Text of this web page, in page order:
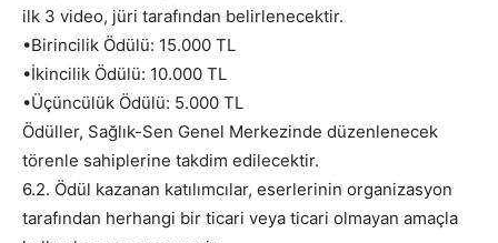
ilk 3 video, jüri tarafından belirlenecektir.
•Birincilik Ödülü: 15.000 TL
•İkincilik Ödülü: 10.000 TL
•Üçüncülük Ödülü: 5.000 TL
Ödüller, Sağlık-Sen Genel Merkezinde düzenlenecek
törenle sahiplerine takdim edilecektir.
6.2. Ödül kazanan katılımcılar, eserlerinin organizasyon
tarafından herhangi bir ticari veya ticari olmayan amaçla